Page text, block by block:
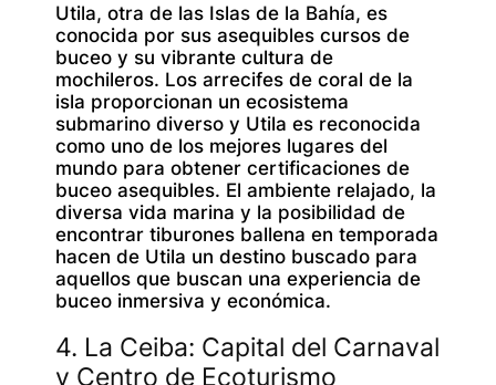
Utila, otra de las Islas de la Bahía, es
conocida por sus asequibles cursos de
buceo y su vibrante cultura de
mochileros. Los arrecifes de coral de la
isla proporcionan un ecosistema
submarino diverso y Utila es reconocida
como uno de los mejores lugares del
mundo para obtener certificaciones de
buceo asequibles. El ambiente relajado, la
diversa vida marina y la posibilidad de
encontrar tiburones ballena en temporada
hacen de Utila un destino buscado para
aquellos que buscan una experiencia de
buceo inmersiva y económica.
4. La Ceiba: Capital del Carnaval
y Centro de Ecoturismo